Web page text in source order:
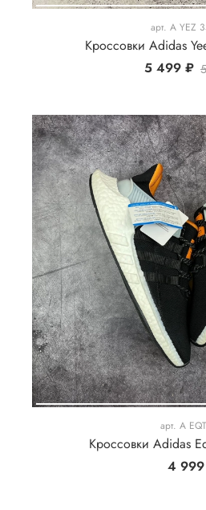
арт. A YEZ
Кроссовки Adidas
5 499 ₽
арт. A
Кроссовки Adidas
4